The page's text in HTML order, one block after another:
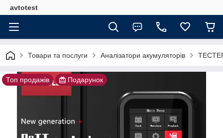
avtotest
Товари та послуги Аналізатори акумуляторів ТЕСТЕР
Топ продажів Подарунок